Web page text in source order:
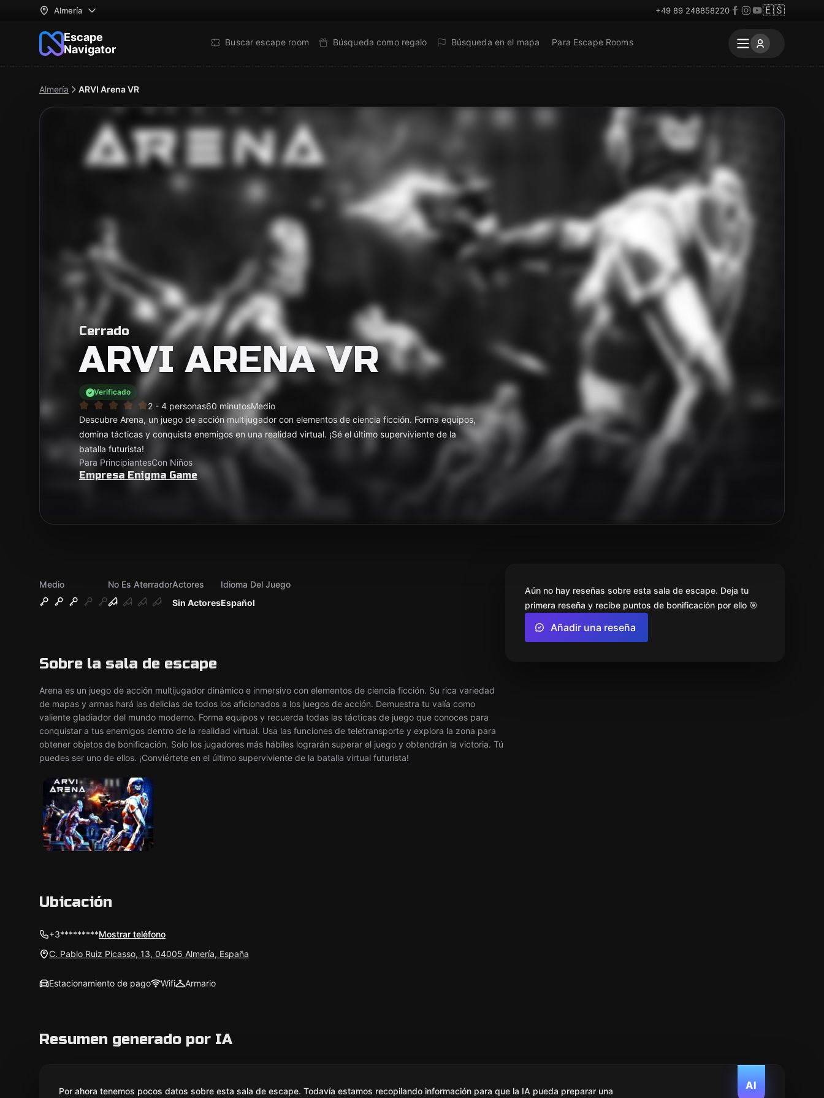
Almería +49 89 248858220 🇪🇸
Escape
Navigator
Buscar escape room Búsqueda como regalo Búsqueda en el mapa Para Escape Rooms
Almería ARVI Arena VR
Cerrado
ARVI ARENA VR
Verificado
2 - 4 personas60 minutosMedio
Descubre Arena, un juego de acción multijugador con elementos de ciencia ficción. Forma equipos,
domina tácticas y conquista enemigos en una realidad virtual. ¡Sé el último superviviente de la
batalla futurista!
Para PrincipiantesCon Niños
Empresa Enigma Game
Medio
No Es Aterrador
Sin Actores
Actores
Español
Idioma Del Juego
Sobre la sala de escape
Arena es un juego de acción multijugador dinámico e inmersivo con elementos de ciencia ficción. Su rica variedad
de mapas y armas hará las delicias de todos los aficionados a los juegos de acción. Demuestra tu valía como
valiente gladiador del mundo moderno. Forma equipos y recuerda todas las tácticas de juego que conoces para
conquistar a tus enemigos dentro de la realidad virtual. Usa las funciones de teletransporte y explora la zona para
obtener objetos de bonificación. Solo los jugadores más hábiles lograrán superar el juego y obtendrán la victoria. Tú
puedes ser uno de ellos. ¡Conviértete en el último superviviente de la batalla virtual futurista!
Aún no hay reseñas sobre esta sala de escape. Deja tu
primera reseña y recibe puntos de bonificación por ello 🎯
Añadir una reseña
Ubicación
+3*********Mostrar teléfono
C. Pablo Ruiz Picasso, 13, 04005 Almería, España
Estacionamiento de pago Wifi Armario
Resumen generado por IA
AI
Por ahora tenemos pocos datos sobre esta sala de escape. Todavía estamos recopilando información para que la IA pueda preparar una